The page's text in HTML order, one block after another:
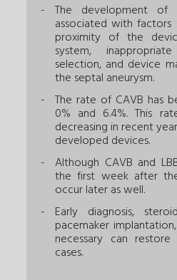
The development
associated with factors
proximity of the
system,
selection, and device
the septal aneurysm.
The rate of CAVB has
0% and 6.4%. This
decreasing in recent
developed devices.
Although CAVB and
the first week after
occur later as well.
Early diagnosis,
pacemaker
necessary can
cases.